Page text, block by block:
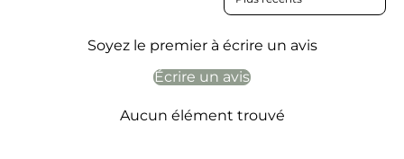
Soyez le premier à écrire un avis
Écrire un avis
Aucun élément trouvé